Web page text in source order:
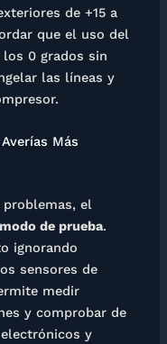
de +15 a
que el uso del
0 grados sin
las líneas y
Más
problemas, el
modo de prueba.
ignorando
sensores de
medir
y comprobar de
y